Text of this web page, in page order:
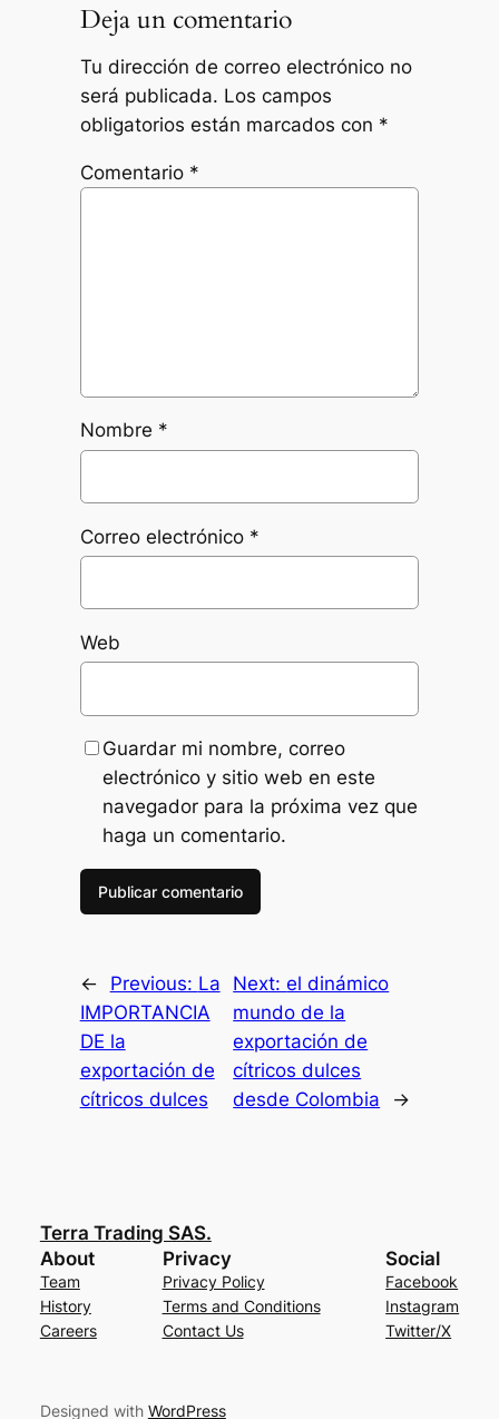
Deja un comentario
Tu dirección de correo electrónico no
será publicada. Los campos
obligatorios están marcados con *
Comentario *
Nombre *
Correo electrónico *
Web
Guardar mi nombre, correo
electrónico y sitio web en este
navegador para la próxima vez que
haga un comentario.
← Previous: La
IMPORTANCIA
DE la
exportación de
cítricos dulces
Next:el dinámico
mundo de la
exportación de
cítricos dulces
desde Colombia
→
Terra Trading SAS.
About
Team
History
Careers
Privacy
Privacy Policy
Terms and Conditions
Contact Us
Social
Facebook
Instagram
Twitter/X
Designed with WordPress